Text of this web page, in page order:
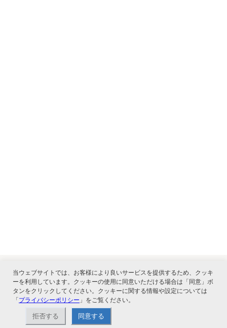
関連サービス
当ウェブサイトでは、お客様により良いサービスを提供するため、クッキ
ーを利用しています。クッキーの使用に同意いただける場合は「同意」ボ
タンをクリックしてください。クッキーに関する情報や設定については
「プライバシーポリシー 」をご覧ください。
拒否する 同意する